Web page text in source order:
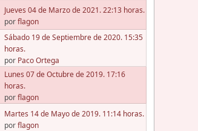
Jueves 04 de Marzo de 2021. 22:13 horas.
porflagon
Sábado 19 de Septiembre de 2020. 15:35
horas.
por Paco Ortega
Lunes 07 de Octubre de 2019. 17:16
horas.
porflagon
Martes 14 de Mayo de 2019. 11:14 horas.
porflagon